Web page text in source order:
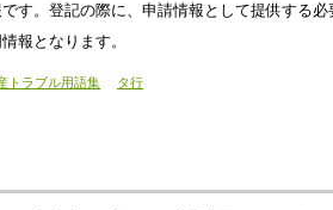
す。登記の際に、申請情報として提供する
報となります。
トラブル用語集 タ行